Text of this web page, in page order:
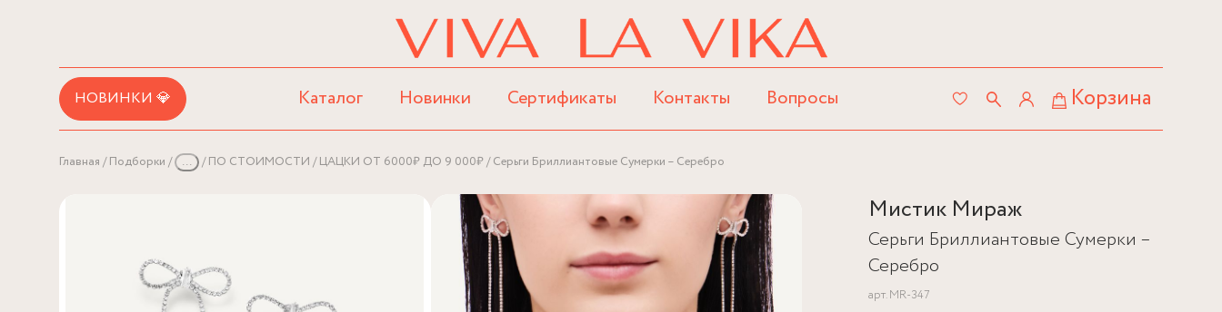
НОВИНКИ 💎 Каталог Новинки Сертификаты Контакты Вопросы Корзина
Главная Подборки ... ПО СТОИМОСТИ ЦАЦКИ ОТ 6000₽ ДО 9 000₽ Серьги Бриллиантовые Сумерки – Серебро
Мистик Мираж
Серьги Бриллиантовые Сумерки –
Серебро
арт.MR-347